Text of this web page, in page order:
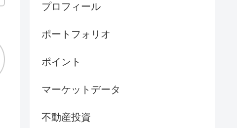
プロフィール
ポートフォリオ
ポイント
マーケットデータ
不動産投資